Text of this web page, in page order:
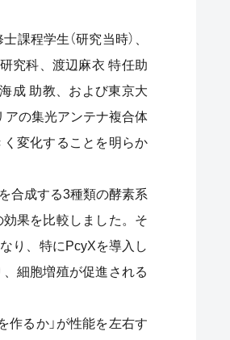
程学生（研究当時）、
究科、渡辺麻衣 特任助
成 助教、および東京大
の集光アンテナ複合体
変化することを明らか
合成する3種類の酵素系
効果を比較しました。そ
り、特にPcyXを導入し
細胞増殖が促進される
るか」が性能を左右す